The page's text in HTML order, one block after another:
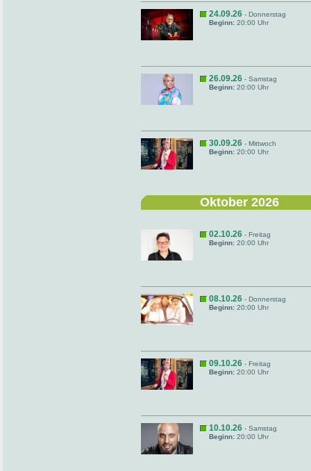
24.09.26 - Donnerstag
Beginn: 20:00 Uhr
26.09.26 - Samstag
Beginn: 20:00 Uhr
30.09.26 - Mittwoch
Beginn: 20:00 Uhr
Oktober 2026
02.10.26 - Freitag
Beginn: 20:00 Uhr
08.10.26 - Donnerstag
Beginn: 20:00 Uhr
09.10.26 - Freitag
Beginn: 20:00 Uhr
10.10.26 - Samstag
Beginn: 20:00 Uhr